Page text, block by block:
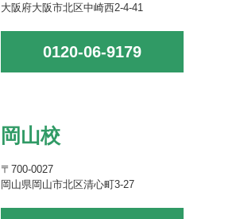
大阪府大阪市北区中崎西2-4-41
0120-06-9179
岡山校
〒700-0027
岡山県岡山市北区清心町3-27